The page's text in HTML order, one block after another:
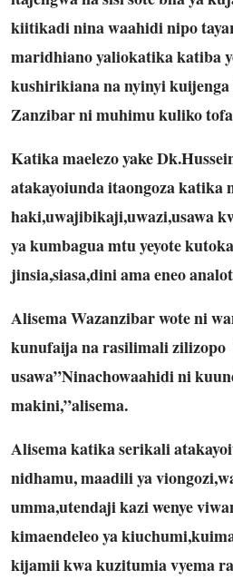
kiitikadi nina waahidi nipo
maridhiano yaliokatika katiba
kushirikiana na nyinyi
Zanzibar ni muhimu kuliko
Katika maelezo yake
atakayoiunda itaongoza katika
haki,uwajibikaji,uwazi,usawa
ya kumbagua mtu yeyote
jinsia,siasa,dini ama eneo
Alisema Wazanzibar wote ni
kunufaija na rasilimali zilizopo
usawa”Ninachowaahidi ni
makini,”alisema.
Alisema katika serikali
nidhamu, maadili ya
umma,utendaji kazi wenye
kimaendeleo ya
kijamii kwa kuzitumia vyema